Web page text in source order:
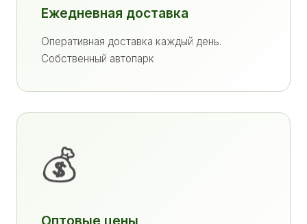
Ежедневная доставка
Оперативная доставка каждый день.
Собственный автопарк
💰
Оптовые цены